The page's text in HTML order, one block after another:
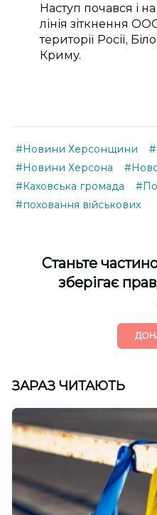
Наступ почався і
лінія зіткнення
території Росії,
Криму.
#Новини Херсонщини
#Новини Херсона
#Каховська громада
#поховання військових
Cтаньте
зберігає
ЗАРАЗ ЧИТАЮТЬ